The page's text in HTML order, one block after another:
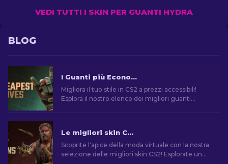
VEDI TUTTI I SKIN PER GUANTI HYDRA
BLOG
I Guanti più Economici in CS2: La Collezione Definitiva [2026]
Migliora il tuo stile in CS2 a prezzi accessibili!
Esplora il nostro elenco dei migliori guanti
Le migliori skin CS2 [2026]
Scoprite l'apice della moda virtuale con la nostra
selezione delle migliori skin CS2! Esplorate un